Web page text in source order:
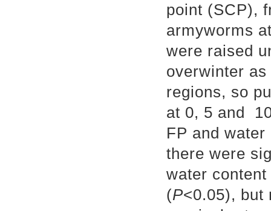
point (SCP),
armyworms
were raised
overwinter
regions, so
at 0, 5 and
FP and
there were
water
(P<0.05), but